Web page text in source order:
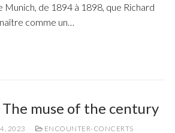
Munich, de 1894 à 1898, que Richard
comme un…
The muse of the century
2023 ENCOUNTER-CONCERTS